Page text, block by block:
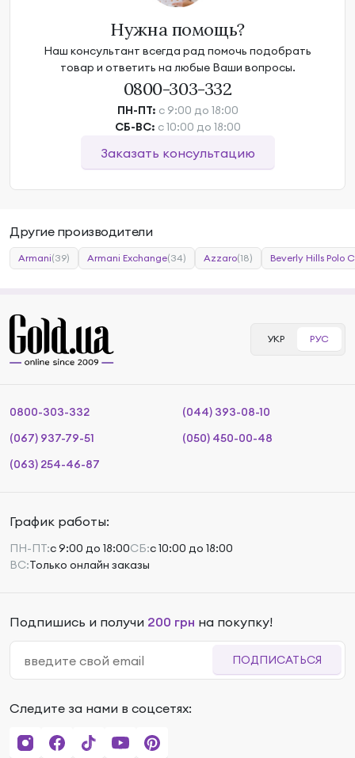
Нужна помощь?
Наш консультант всегда рад помочь подобрать
товар и ответить на любые Ваши вопросы.
0800-303-332
ПН-ПТ: с 9:00 до 18:00
СБ-ВС: с 10:00 до 18:00
Заказать консультацию
Другие производители
Armani(39) Armani Exchange(34) Azzaro(18) Beverly Hills Polo
УКР РУС
0800-303-332
(044) 393-08-10
(067) 937-79-51
(050) 450-00-48
(063) 254-46-87
График работы:
ПН-ПТ:с 9:00 до 18:00СБ:с 10:00 до 18:00
ВС:Только онлайн заказы
Подпишись и получи 200 грн на покупку!
ПОДПИСАТЬСЯ
Следите за нами в соцсетях: